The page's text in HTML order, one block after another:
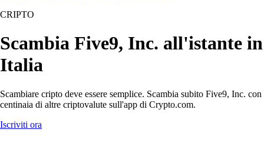
CRIPTO
Scambia Five9, Inc. all'istante in
Italia
Scambiare cripto deve essere semplice. Scambia subito Five9, Inc. con
centinaia di altre criptovalute sull'app di Crypto.com.
Iscriviti ora